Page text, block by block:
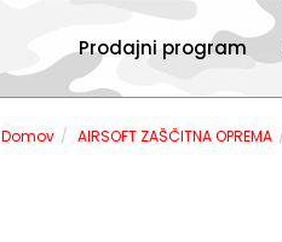
Prodajni program
Domov AIRSOFT ZAŠČITNA OPREMA